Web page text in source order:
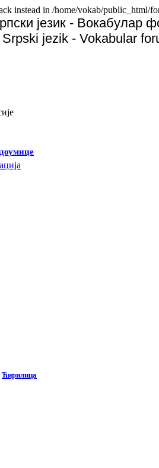
instead in /home/vokab/
језик - Вокабулар
Srpski jezik - Vokabular
Ћирилица